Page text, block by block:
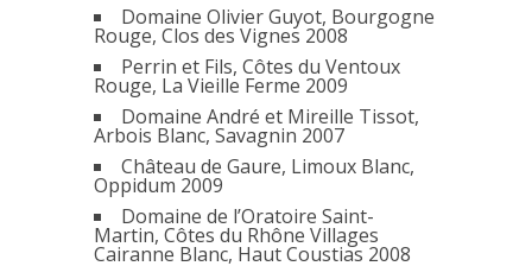
Domaine Olivier Guyot, Bourgogne
Rouge, Clos des Vignes 2008
Perrin et Fils, Côtes du Ventoux
Rouge, La Vieille Ferme 2009
Domaine André et Mireille Tissot,
Arbois Blanc, Savagnin 2007
Château de Gaure, Limoux Blanc,
Oppidum 2009
Domaine de l’Oratoire Saint-
Martin, Côtes du Rhône Villages
Cairanne Blanc, Haut Coustias 2008